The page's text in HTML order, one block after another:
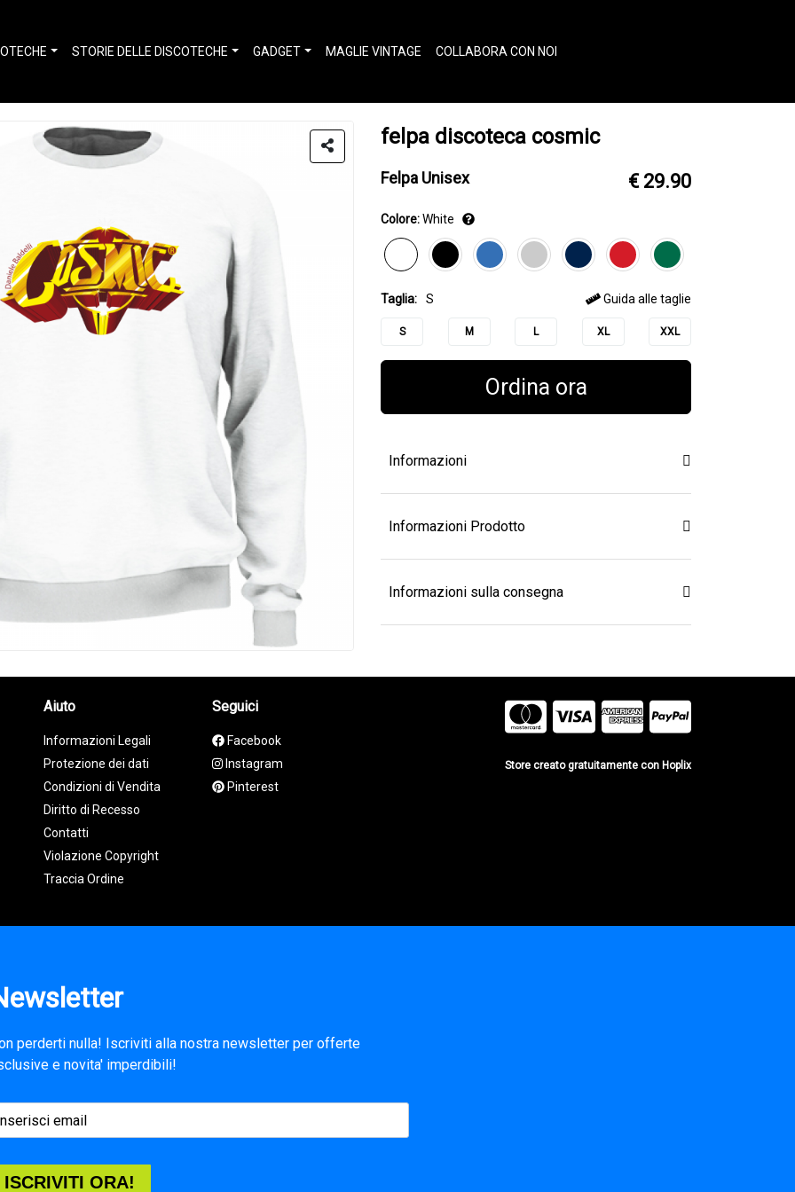
STORIE DELLE DISCOTECHE GADGET MAGLIE VINTAGE COLLABORA CON NOI
felpa discoteca cosmic
Felpa Unisex € 29.90
Colore:White
Taglia: S Guida alle taglie
S M L XL XXL
Ordina ora
Informazioni
Informazioni Prodotto
Informazioni sulla consegna
Aiuto
Informazioni Legali
Protezione dei dati
Condizioni di Vendita
Diritto di Recesso
Contatti
Violazione Copyright
Traccia Ordine
Seguici
Facebook
Instagram
Pinterest
Store creato gratuitamente con Hoplix
perderti nulla! Iscriviti alla nostra newsletter per offerte
e novita' imperdibili!
ISCRIVITI ORA!